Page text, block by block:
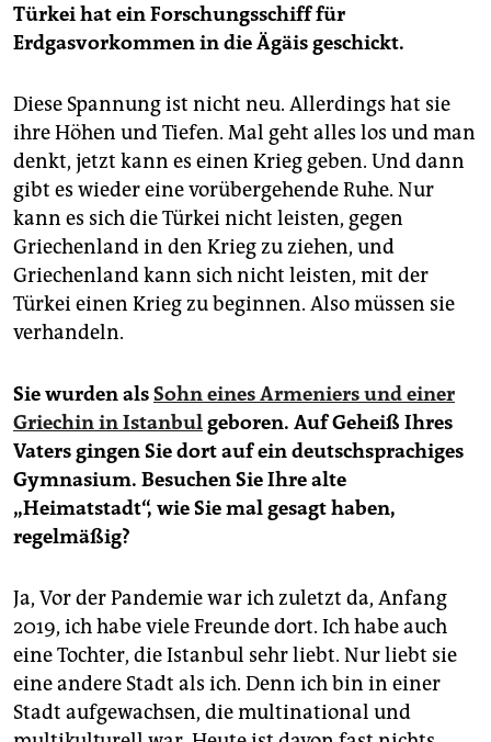
Türkei hat ein Forschungsschiff für
Erdgasvorkommen in die Ägäis geschickt.
Diese Spannung ist nicht neu. Allerdings hat sie
ihre Höhen und Tiefen. Mal geht alles los und man
denkt, jetzt kann es einen Krieg geben. Und dann
gibt es wieder eine vorübergehende Ruhe. Nur
kann es sich die Türkei nicht leisten, gegen
Griechenland in den Krieg zu ziehen, und
Griechenland kann sich nicht leisten, mit der
Türkei einen Krieg zu beginnen. Also müssen sie
verhandeln.
Sie wurden alsSohn eines Armeniers und einer
Griechin in Istanbulgeboren. Auf Geheiß Ihres
Vaters gingen Sie dort auf ein deutschsprachiges
Gymnasium. Besuchen Sie Ihre alte
„Heimatstadt“, wie Sie mal gesagt haben,
regelmäßig?
Ja, Vor der Pandemie war ich zuletzt da, Anfang
2019, ich habe viele Freunde dort. Ich habe auch
eine Tochter, die Istanbul sehr liebt. Nur liebt sie
eine andere Stadt als ich. Denn ich bin in einer
Stadt aufgewachsen, die multinational und